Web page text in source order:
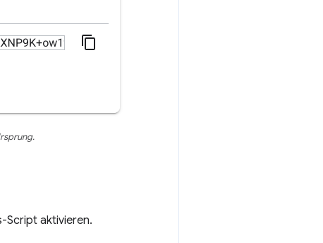
Script aktivieren.